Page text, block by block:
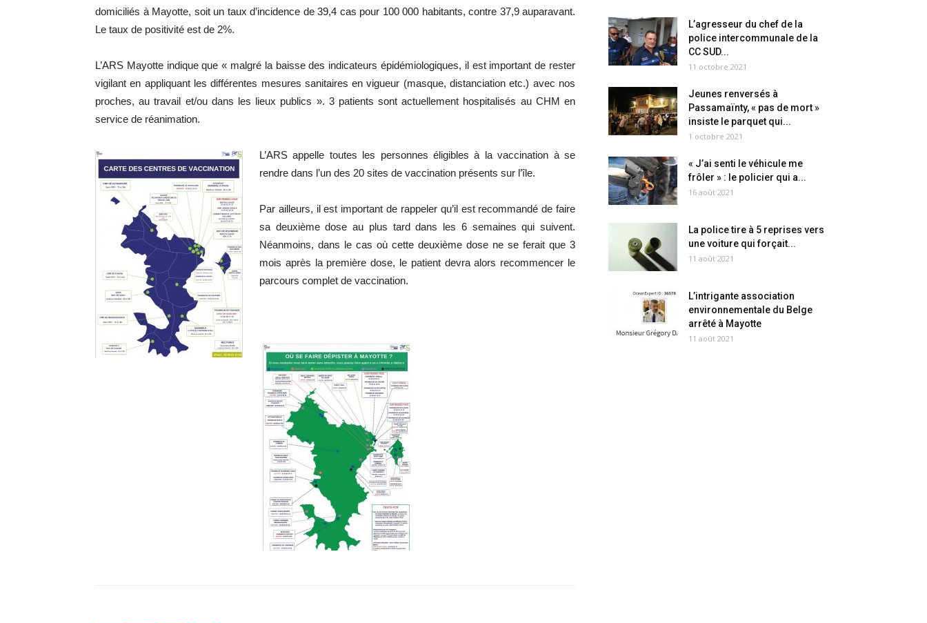
domiciliés à Mayotte, soit un taux d’incidence de 39,4 cas pour 100 000 habitants, contre 37,9 auparavant.
Le taux de positivité est de 2%.
L’ARS Mayotte indique que « malgré la baisse des indicateurs épidémiologiques, il est important de rester
vigilant en appliquant les différentes mesures sanitaires en vigueur (masque, distanciation etc.) avec nos
proches, au travail et/ou dans les lieux publics ». 3 patients sont actuellement hospitalisés au CHM en
service de réanimation.
L’ARS appelle toutes les personnes éligibles à la vaccination à se
rendre dans l’un des 20 sites de vaccination présents sur l’île.
Par ailleurs, il est important de rappeler qu’il est recommandé de faire
sa deuxième dose au plus tard dans les 6 semaines qui suivent.
Néanmoins, dans le cas où cette deuxième dose ne se ferait que 3
mois après la première dose, le patient devra alors recommencer le
parcours complet de vaccination.
L’agresseur du chef de la
police intercommunale de la
CC SUD...
11 octobre 2021
Jeunes renversés à
Passamaïnty, « pas de mort »
insiste le parquet qui...
1 octobre 2021
« J’ai senti le véhicule me
frôler » : le policier qui a...
16 août 2021
La police tire à 5 reprises vers
une voiture qui forçait...
11 août 2021
L’intrigante association
environnementale du Belge
arrêté à Mayotte
11 août 2021